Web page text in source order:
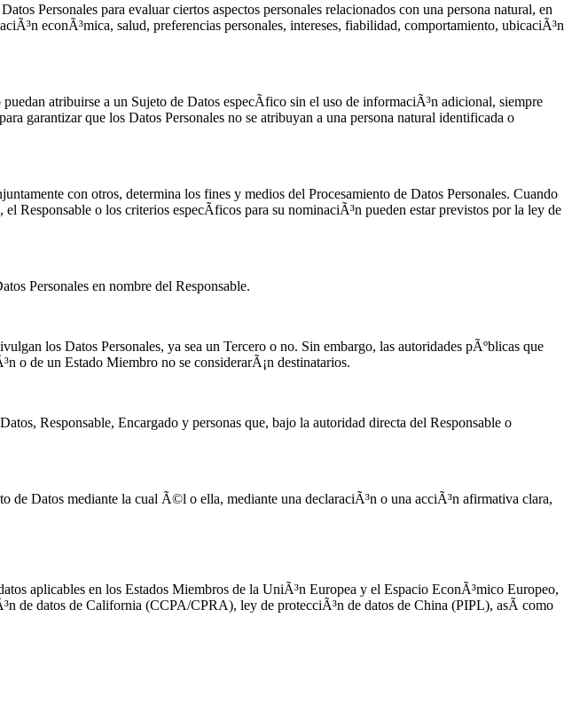
Personales para evaluar ciertos aspectos personales relacionados con una persona natural, en
econÃ³mica, salud, preferencias personales, intereses, fiabilidad, comportamiento, ubicaciÃ³n
atribuirse a un Sujeto de Datos especÃ­fico sin el uso de informaciÃ³n adicional, siempre
garantizar que los Datos Personales no se atribuyan a una persona natural identificada o
con otros, determina los fines y medios del Procesamiento de Datos Personales. Cuando
Responsable o los criterios especÃ­ficos para su nominaciÃ³n pueden estar previstos por la ley de
Personales en nombre del Responsable.
los Datos Personales, ya sea un Tercero o no. Sin embargo, las autoridades pÃºblicas que
o de un Estado Miembro no se considerarÃ¡n destinatarios.
Responsable, Encargado y personas que, bajo la autoridad directa del Responsable o
Datos mediante la cual Ã©l o ella, mediante una declaraciÃ³n o una acciÃ³n afirmativa clara,
aplicables en los Estados Miembros de la UniÃ³n Europea y el Espacio EconÃ³mico Europeo,
de datos de California (CCPA/CPRA), ley de protecciÃ³n de datos de China (PIPL), asÃ­ como